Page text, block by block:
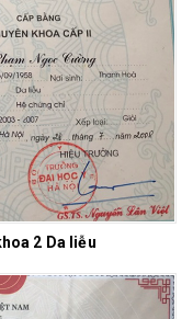
2 Da liễu